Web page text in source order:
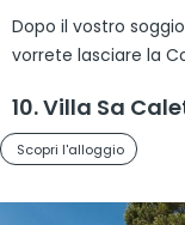
Dopo il vostro
vorrete lasciare la
10. Villa Sa
Scopri l'alloggio